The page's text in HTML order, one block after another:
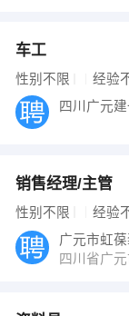
车工
性别不限 经验
四川广元
销售经理/主管
性别不限 经验
广元市虹
四川省广